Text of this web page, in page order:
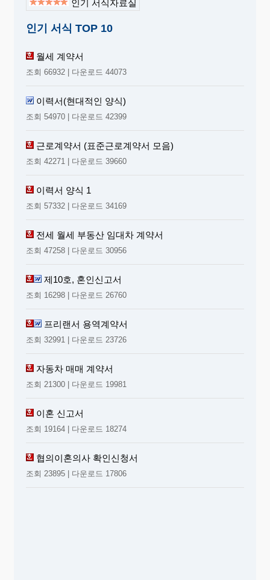
인기 서식자료실
인기 서식 TOP 10
월세 계약서
조회 66932 | 다운로드 44073
이력서(현대적인 양식)
조회 54970 | 다운로드 42399
근로계약서 (표준근로계약서 모음)
조회 42271 | 다운로드 39660
이력서 양식 1
조회 57332 | 다운로드 34169
전세 월세 부동산 임대차 계약서
조회 47258 | 다운로드 30956
제10호, 혼인신고서
조회 16298 | 다운로드 26760
프리랜서 용역계약서
조회 32991 | 다운로드 23726
자동차 매매 계약서
조회 21300 | 다운로드 19981
이혼 신고서
조회 19164 | 다운로드 18274
협의이혼의사 확인신청서
조회 23895 | 다운로드 17806